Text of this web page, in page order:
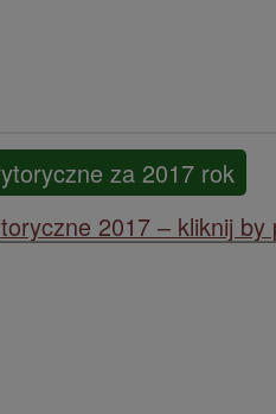
za 2017 rok
2017 – kliknij by